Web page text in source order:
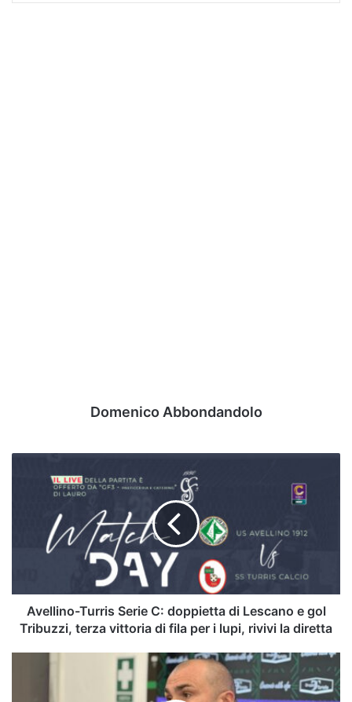
Domenico Abbondandolo
doppietta
gol
Tribuzzi,
terza
Avellino-Turris Serie C: doppietta di Lescano e gol
Tribuzzi, terza vittoria di fila per i lupi, rivivi la diretta